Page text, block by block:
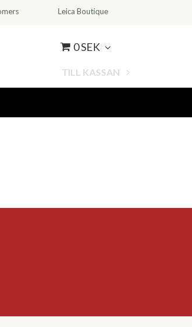
Leica Boutique
0 SEK
TILL KASSAN